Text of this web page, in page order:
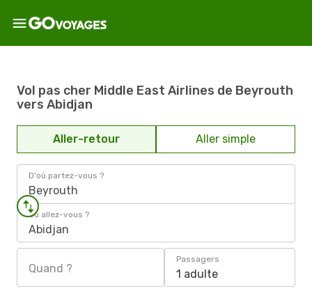
Vol pas cher Middle East Airlines de Beyrouth
vers Abidjan
Aller-retour Aller simple
D'où partez-vous ?
Beyrouth
Où allez-vous ?
Abidjan
Quand ?
Passagers
1 adulte